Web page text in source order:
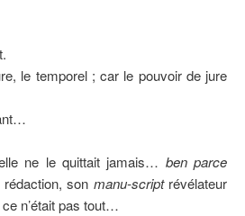
le temporel ; car le pouvoir de jure
ne le quittait jamais… ben parce
son manu-scriptrévélateur
n’était pas tout…